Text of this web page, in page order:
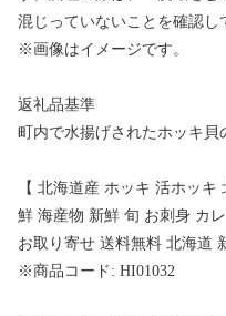
混じっていないことを確認し
※画像はイメージです。
返礼品基準
町内で水揚げされたホッキ貝
【 北海道産 ホッキ 活ホッ
鮮 海産物 新鮮 旬 お刺身 カ
お取り寄せ 送料無料 北海道
※商品コード: HI01032